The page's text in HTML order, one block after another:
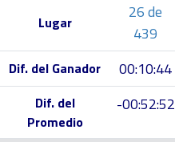
Lugar
26 de
439
Dif. del Ganador 00:10:44
Dif. del
Promedio
-00:52:52